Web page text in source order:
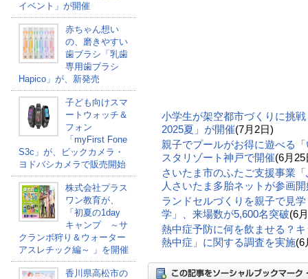
イベント」が開催
赤ちゃん想い
の、磨きやすい
歯ブラシ「乳歯
専用歯ブラシ
Hapico」が、新発売
子ども向けスマ
ートウォッチ＆
フォン
「myFirst Fone
S3c」が、ビックカメラ・
ヨドバシカメラで販売開始
株式会社プラス
ワン教育が、
「初夏の1day
キャンプ ～サ
クランボ狩り＆ウォーター
アスレチック編～ 」を開催
香川県高松市の
小学生が架空都市づくりに挑
2025夏」が開催(7月2日)
親子でプールがお得に遊べる
スタリゾート神戸で開催(6月25
さいたま市のふたご支援事業
人さいたま多胎ネットが参画開
ランドセルづくりを親子で見
学」、来場数が5,600名突破(6
熱中症予防に何を飲ませる？
熱中症」に関する調査を実施(6